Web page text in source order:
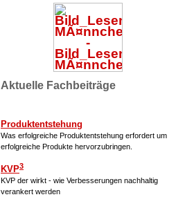
Aktuelle Fachbeiträge
Produktentstehung
Was erfolgreiche Produktentstehung erfordert um
erfolgreiche Produkte hervorzubringen.
KVP3
KVP der wirkt - wie Verbesserungen nachhaltig
verankert werden